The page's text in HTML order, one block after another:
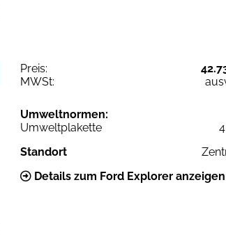
Preis:
MWSt:
Umweltnormen:
Umweltplakette
Standort
Details zum Ford Explorer anzeigen